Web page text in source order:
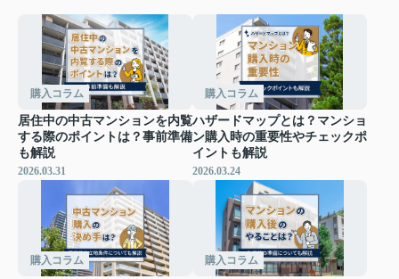
購入コラム
居住中の中古マンションを内覧
する際のポイントは？事前準備
も解説
2026.03.31
購入コラム
ハザードマップとは？マンショ
ン購入時の重要性やチェックポ
イントも解説
2026.03.24
購入コラム 購入コラム